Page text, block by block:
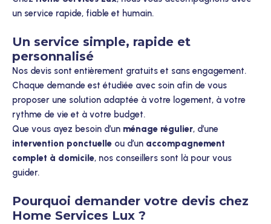
un service rapide, fiable et humain.
Un service simple, rapide et
personnalisé
Nos devis sont entièrement gratuits et sans engagement.
Chaque demande est étudiée avec soin afin de vous
proposer une solution adaptée à votre logement, à votre
rythme de vie et à votre budget.
Que vous ayez besoin d’un ménage régulier, d’une
intervention ponctuelle ou d’un accompagnement
complet à domicile, nos conseillers sont là pour vous
guider.
Pourquoi demander votre devis chez
Home Services Lux ?